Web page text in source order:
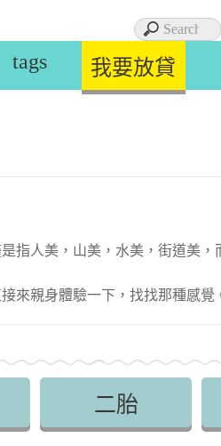
tags 我要放貸
指人美，山美，水美，街道美，
來親身體驗一下，找找那種感覺
二胎